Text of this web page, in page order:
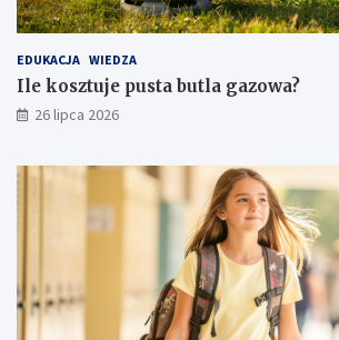
EDUKACJA WIEDZA
Ile kosztuje pusta butla gazowa?
26 lipca 2026